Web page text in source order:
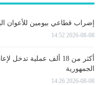
إضراب قطاعي بيومين للأعوان
2026-08-08 14:52
أكثر من 18 ألف عملية
الجمهورية
2026-08-08 14:26